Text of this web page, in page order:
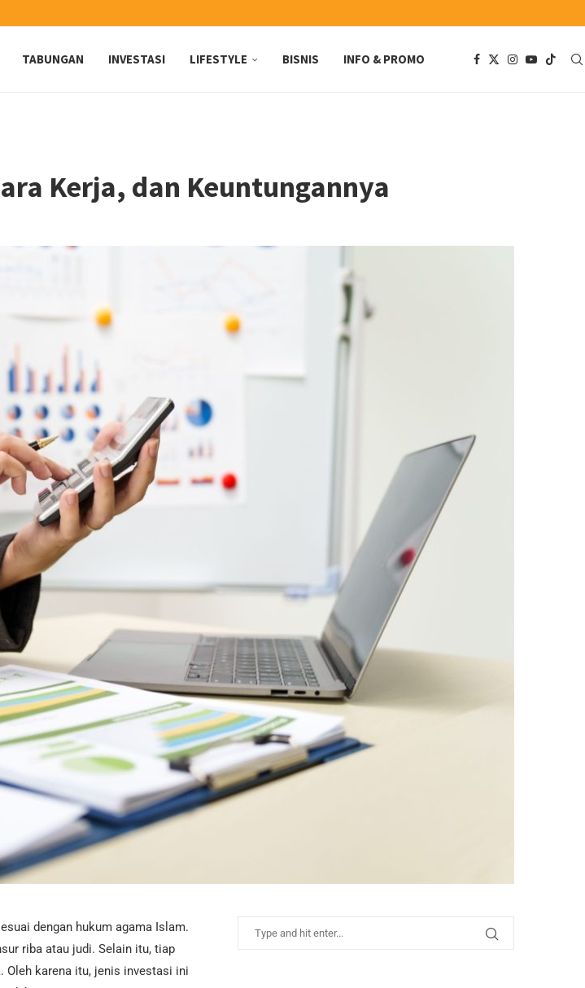
TABUNGAN INVESTASI LIFESTYLE BISNIS INFO & PROMO
Kerja, dan Keuntungannya
dengan hukum agama Islam.
riba atau judi. Selain itu, tiap
karena itu, jenis investasi ini